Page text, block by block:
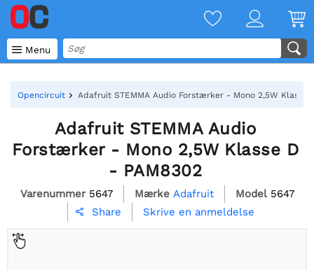
 Menu
Opencircuit Adafruit STEMMA Audio Forstærker - Mono 2,5W Klasse
Adafruit STEMMA Audio
Forstærker - Mono 2,5W Klasse D
- PAM8302
Varenummer 5647 Mærke Adafruit Model 5647
 Share Skrive en anmeldelse